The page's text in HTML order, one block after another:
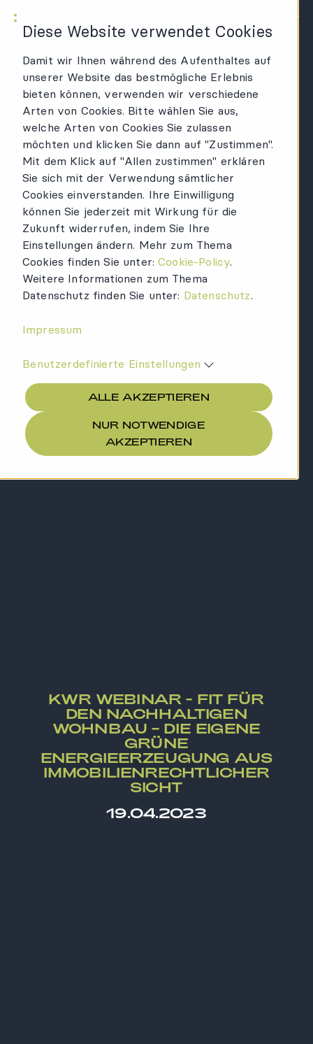
Diese Website verwendet Cookies
Damit wir Ihnen während des Aufenthaltes auf
unserer Website das bestmögliche Erlebnis
bieten können, verwenden wir verschiedene
Arten von Cookies. Bitte wählen Sie aus,
welche Arten von Cookies Sie zulassen
möchten und klicken Sie dann auf "Zustimmen".
Mit dem Klick auf "Allen zustimmen" erklären
Sie sich mit der Verwendung sämtlicher
Cookies einverstanden. Ihre Einwilligung
können Sie jederzeit mit Wirkung für die
Zukunft widerrufen, indem Sie Ihre
Einstellungen ändern. Mehr zum Thema
Cookies finden Sie unter:Cookie-Policy.
Weitere Informationen zum Thema
Datenschutz finden Sie unter: Datenschutz.
Impressum
Benutzerdefinierte Einstellungen
ALLE AKZEPTIEREN
NUR NOTWENDIGE
AKZEPTIEREN
KWR WEBINAR - FIT FÜR
DEN NACHHALTIGEN
WOHNBAU – DIE EIGENE
GRÜNE
ENERGIEERZEUGUNG AUS
IMMOBILIENRECHTLICHER
SICHT
19.04.2023